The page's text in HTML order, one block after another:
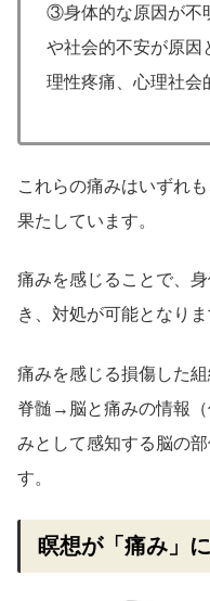
③身体的な原因が不
や社会的不安が原因
理性疼痛、心理社会
これらの痛みはいずれも
果たしています。
痛みを感じることで、
き、対処が可能となりま
痛みを感じる損傷した
脊髄→脳と痛みの情報
みとして感知する脳の
す。
瞑想が「痛み」